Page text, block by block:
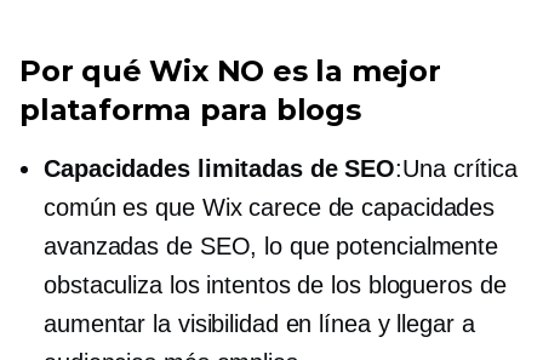
Por qué Wix NO es la mejor
plataforma para blogs
Capacidades limitadas de SEO:Una crítica
común es que Wix carece de capacidades
avanzadas de SEO, lo que potencialmente
obstaculiza los intentos de los blogueros de
aumentar la visibilidad en línea y llegar a